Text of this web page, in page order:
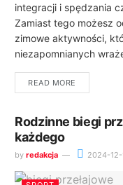
integracji i spędzania
Zamiast tego możesz
zimowe aktywności,
niezapomnianych
READ MORE
Rodzinne biegi
każdego
by redakcja 2024-12-